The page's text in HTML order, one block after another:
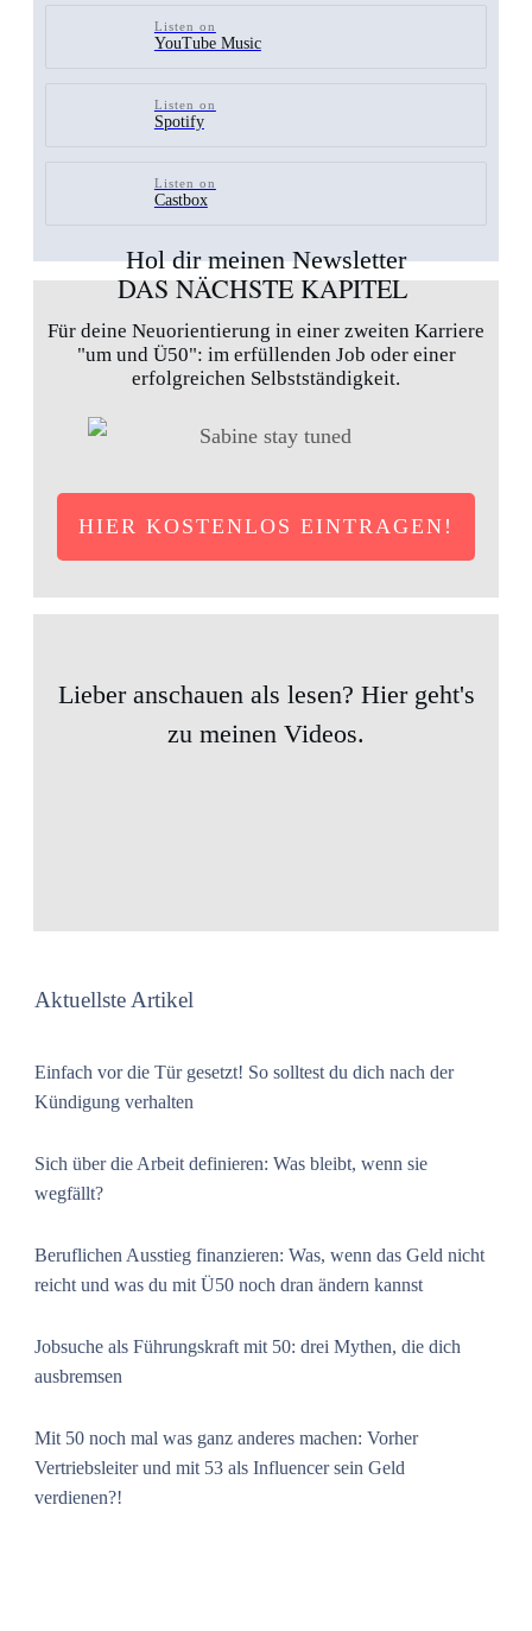
Listen on
YouTube Music
Listen on
Spotify
Listen on
Castbox
Hol dir meinen Newsletter
DAS NÄCHSTE KAPITEL
Für deine Neuorientierung in einer zweiten Karriere
"um und Ü50": im erfüllenden Job oder einer
erfolgreichen Selbstständigkeit.
HIER KOSTENLOS EINTRAGEN!
Lieber anschauen als lesen? Hier geht's
zu meinen Videos.
Aktuellste Artikel
Einfach vor die Tür gesetzt! So solltest du dich nach der
Kündigung verhalten
Sich über die Arbeit definieren: Was bleibt, wenn sie
wegfällt?
Beruflichen Ausstieg finanzieren: Was, wenn das Geld nicht
reicht und was du mit Ü50 noch dran ändern kannst
Jobsuche als Führungskraft mit 50: drei Mythen, die dich
ausbremsen
Mit 50 noch mal was ganz anderes machen: Vorher
Vertriebsleiter und mit 53 als Influencer sein Geld
verdienen?!